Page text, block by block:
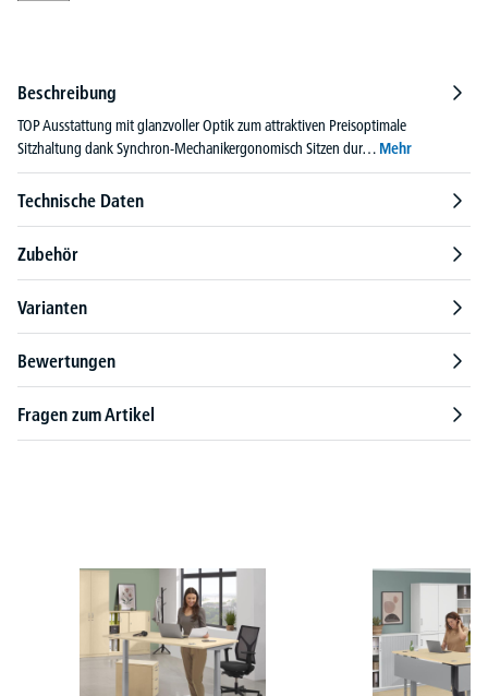
Beschreibung
TOP Ausstattung mit glanzvoller Optik zum attraktiven Preisoptimale
Sitzhaltung dank Synchron-Mechanikergonomisch Sitzen dur… Mehr
Technische Daten
Zubehör
Varianten
Bewertungen
Fragen zum Artikel